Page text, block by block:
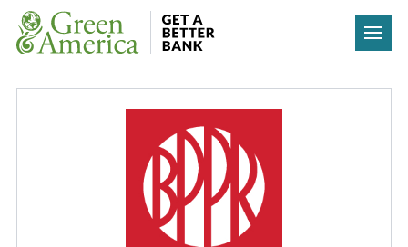
Skip to content